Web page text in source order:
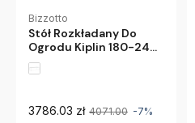
Bizzotto
Stół Rozkładany Do
Ogrodu Kiplin 180-240
Cm Antracytowy
Bizzotto
3786.03 zł 4071.00 -7%